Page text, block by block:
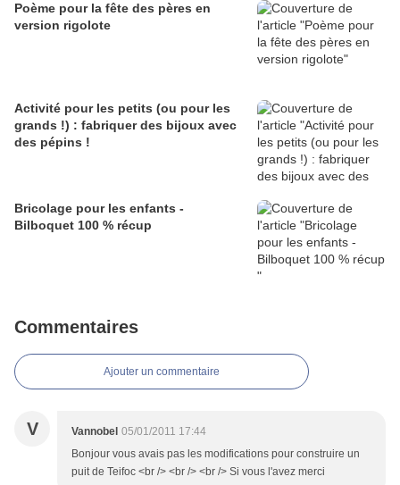
Poème pour la fête des pères en
version rigolote
Activité pour les petits (ou pour les
grands !) : fabriquer des bijoux avec
des pépins !
Bricolage pour les enfants -
Bilboquet 100 % récup
Commentaires
Ajouter un commentaire
V Vannobel 05/01/2011 17:44
Bonjour vous avais pas les modifications pour construire un
puit de Teifoc <br /> <br /> <br /> Si vous l'avez merci